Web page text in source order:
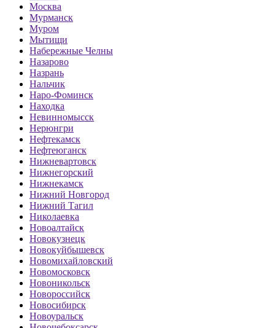
Москва
Мурманск
Муром
Мытищи
Набережные Челны
Назарово
Назрань
Нальчик
Наро-Фоминск
Находка
Невинномысск
Нерюнгри
Нефтекамск
Нефтеюганск
Нижневартовск
Нижнегорский
Нижнекамск
Нижний Новгород
Нижний Тагил
Николаевка
Новоалтайск
Новокузнецк
Новокуйбышевск
Новомихайловский
Новомосковск
Новоникольск
Новороссийск
Новосибирск
Новоуральск